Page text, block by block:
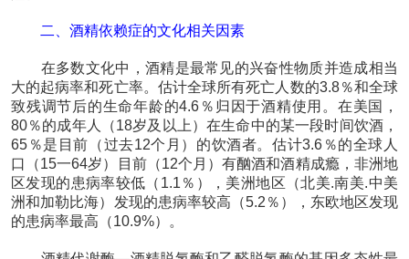
二、酒精依赖症的文化相关因素
在多数文化中，酒精是最常见的兴奋性物质并造成相当
大的起病率和死亡率。估计全球所有死亡人数的3.8％和全球
致残调节后的生命年龄的4.6％归因于酒精使用。在美国，
80％的成年人（18岁及以上）在生命中的某一段时间饮酒，
65％是目前（过去12个月）的饮酒者。估计3.6％的全球人
口（15一64岁）目前（12个月）有酗酒和酒精成瘾，非洲地
区发现的患病率较低（1.1％），美洲地区（北美.南美.中美
洲和加勒比海）发现的患病率较高（5.2％），东欧地区发现
的患病率最高（10.9%）。